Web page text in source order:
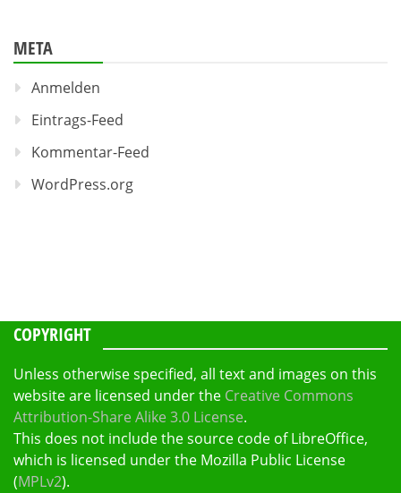
META
Anmelden
Eintrags-Feed
Kommentar-Feed
WordPress.org
COPYRIGHT
Unless otherwise specified, all text and images on this
website are licensed under the Creative Commons
Attribution-Share Alike 3.0 License.
This does not include the source code of LibreOffice,
which is licensed under the Mozilla Public License
(MPLv2).